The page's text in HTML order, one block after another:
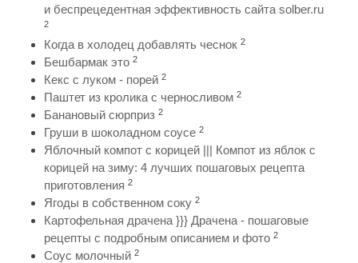
и беспрецедентная эффективность сайта solber.ru
2
Когда в холодец добавлять чеснок 2
Бешбармак это 2
Кекс с луком - порей 2
Паштет из кролика с черносливом 2
Банановый сюрприз 2
Груши в шоколадном соусе 2
Яблочный компот с корицей ||| Компот из яблок с
корицей на зиму: 4 лучших пошаговых рецепта
приготовления 2
Ягоды в собственном соку 2
Картофельная драчена }}} Драчена - пошаговые
рецепты с подробным описанием и фото 2
Соус молочный 2